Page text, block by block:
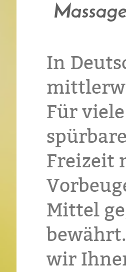
In
Für
Freizeit
Mittel
wir